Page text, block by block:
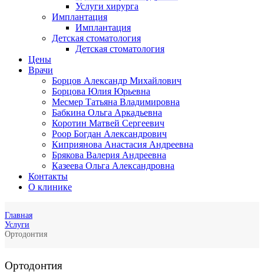
Услуги хирурга
Имплантация
Имплантация
Детская стоматология
Детская стоматология
Цены
Врачи
Борцов Александр Михайлович
Борцова Юлия Юрьевна
Месмер Татьяна Владимировна
Бабкина Ольга Аркадьевна
Коротин Матвей Сергеевич
Роор Богдан Александрович
Киприянова Анастасия Андреевна
Брякова Валерия Андреевна
Казеева Ольга Александровна
Контакты
О клинике
Главная
Услуги
Ортодонтия
Ортодонтия